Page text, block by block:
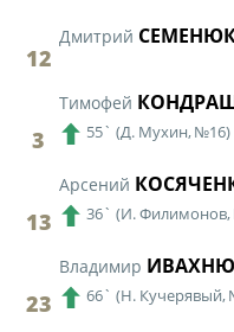
Архив
12
Дмитрий
3
Тимофей
55` (Д. Мухин, №16)
13
Арсений
36` (И. Филимонов,
23
Владимир
66` (Н. Кучерявый,